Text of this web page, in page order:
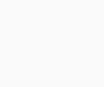
erfolgreich
Funktion